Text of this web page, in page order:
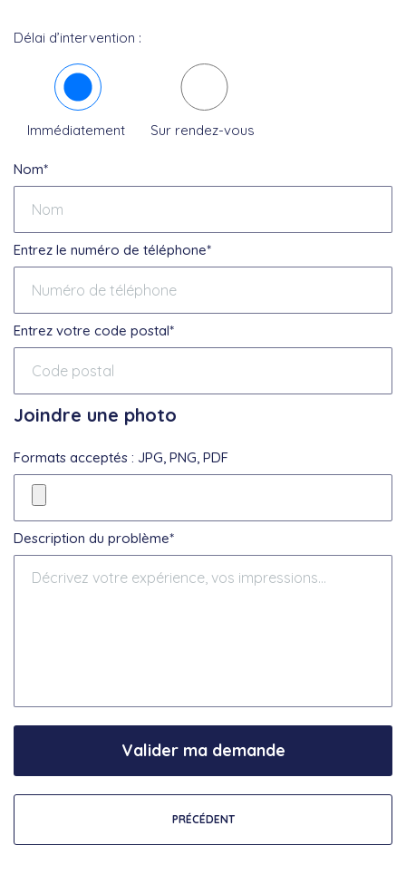
Délai d’intervention :
Immédiatement Sur rendez-vous
Nom*
Entrez le numéro de téléphone*
Entrez votre code postal*
Joindre une photo
Formats acceptés : JPG, PNG, PDF
Description du problème*
PRÉCÉDENT
Valider ma demande